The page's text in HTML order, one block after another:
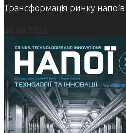
Трансформація ринку напоїв